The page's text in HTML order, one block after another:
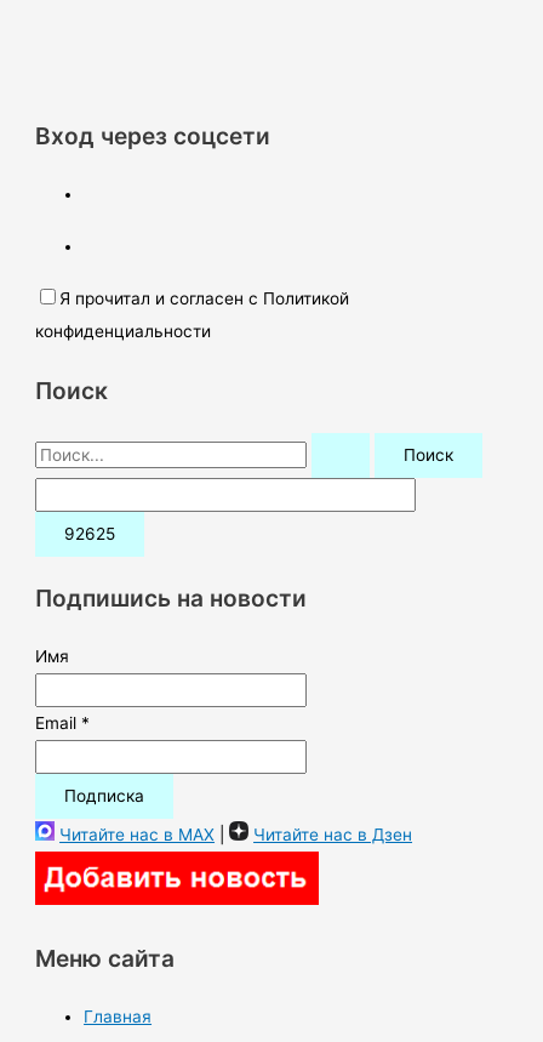
Вход через соцсети
Я прочитал и согласен с Политикой
конфиденциальности
Поиск
П
о
и
:Подпишись на новости
Имя
Email *
Читайте нас в MAX | Читайте нас в Дзен
Меню сайта
Главная